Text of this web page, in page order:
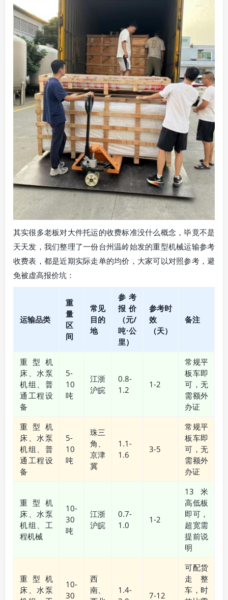
其实很多老板对大件托运的收费标准没什么概念，毕竟不是
天天发，我们整理了一份台州温岭始发的重型机械运输参考
收费表，都是近期实际走单的均价，大家可以对照参考，避
免被虚高报价坑：
运输品类
重
量
区
间
常见
目的
地
参考
报价
（元/
吨·公
里）
参考时
效
（天）
备注
重型机
床、水泵
机组、普
通工程设
备
5-
10
吨
江浙
沪皖
0.8-
1.2
1-2
常规平
板车即
可，无
需额外
办证
重型机
床、水泵
机组、普
通工程设
备
5-
10
吨
珠三
角、
京津
冀
1.1-
1.6
3-5
常规平
板车即
可，无
需额外
办证
重型机
床、水泵
机组、工
程机械
10-
30
吨
江浙
沪皖
0.7-
1.0
1-2
13米
高低板
即可，
超宽需
提前说
明
重型机
床、水泵
10-
30
西
南、
1.4-
7-12
可配货
走整
车，时